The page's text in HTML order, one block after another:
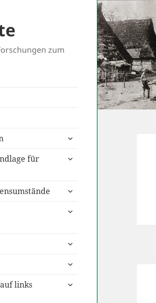
zum
untermenü
für
untermenü
untermenü
untermenü
untermenü
untermenü
links
untermenü